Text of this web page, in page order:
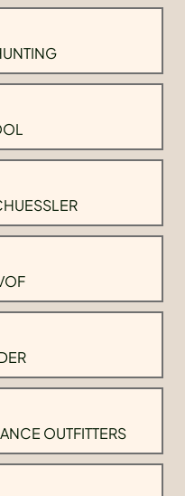
OUTFITTERS